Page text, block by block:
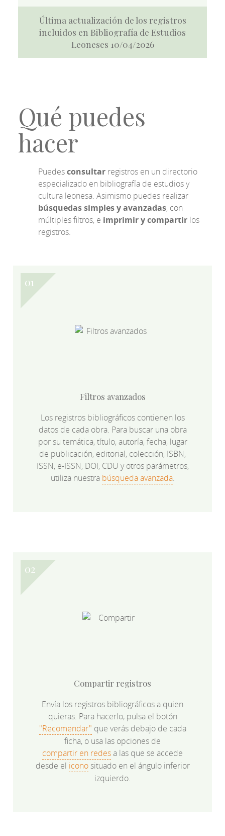
Última actualización de los registros
incluidos en Bibliografía de Estudios
Leoneses 10/04/2026
Qué puedes
hacer
Puedesconsultar registros en un directorio
especializado en bibliografía de estudios y
cultura leonesa. Asimismo puedes realizar
búsquedas simples y avanzadas, con
múltiples filtros, e imprimir y compartir los
registros.
Filtros avanzados
Los registros bibliográficos contienen los
datos de cada obra. Para buscar una obra
por su temática, título, autoría, fecha, lugar
de publicación, editorial, colección, ISBN,
ISSN, e-ISSN, DOI, CDU y otros parámetros,
utiliza nuestra búsqueda avanzada.
Compartir registros
Envía los registros bibliográficos a quien
quieras. Para hacerlo, pulsa el botón
"Recomendar" que verás debajo de cada
ficha, o usa las opciones de
compartir en redesa las que se accede
desde el iconosituado en el ángulo inferior
izquierdo.